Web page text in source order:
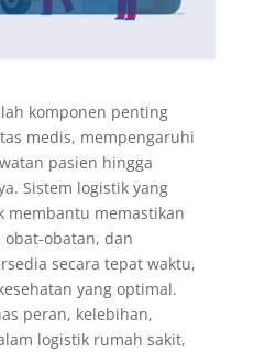
komponen penting
medis, mempengaruhi
pasien hingga
Sistem logistik yang
membantu memastikan
obatan, dan
secara tepat waktu,
yang optimal.
peran, kelebihan,
logistik rumah sakit,